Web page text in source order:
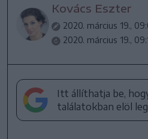
Kovács Eszter
2020. március 19.,
2020. március 19.,
Itt állíthatja be,
találatokban elöl